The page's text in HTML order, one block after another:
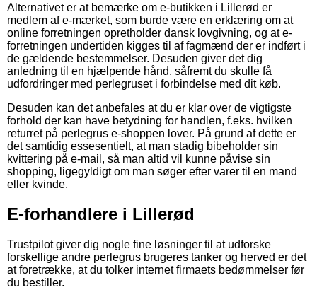
Alternativet er at bemærke om e-butikken i Lillerød er
medlem af e-mærket, som burde være en erklæring om at
online forretningen opretholder dansk lovgivning, og at e-
forretningen undertiden kigges til af fagmænd der er indført i
de gældende bestemmelser. Desuden giver det dig
anledning til en hjælpende hånd, såfremt du skulle få
udfordringer med perlegruset i forbindelse med dit køb.
Desuden kan det anbefales at du er klar over de vigtigste
forhold der kan have betydning for handlen, f.eks. hvilken
returret på perlegrus e-shoppen lover. På grund af dette er
det samtidig essesentielt, at man stadig bibeholder sin
kvittering på e-mail, så man altid vil kunne påvise sin
shopping, ligegyldigt om man søger efter varer til en mand
eller kvinde.
E-forhandlere i Lillerød
Trustpilot giver dig nogle fine løsninger til at udforske
forskellige andre perlegrus brugeres tanker og herved er det
at foretrække, at du tolker internet firmaets bedømmelser før
du bestiller.